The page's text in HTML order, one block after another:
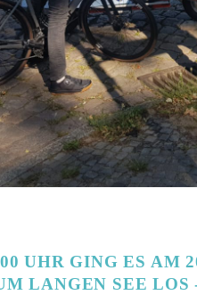
UHR GING ES AM
LANGEN SEE